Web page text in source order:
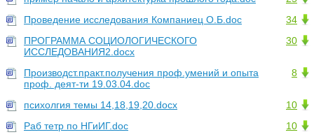
34
Проведение исследования Компаниец О.Б.doc
30
ПРОГРАММА СОЦИОЛОГИЧЕСКОГО
ИССЛЕДОВАНИЯ2.docx
8
Производст.практ.получения проф.умений и опыта
проф. деят-ти 19.03.04.doc
10
психолгия темы 14,18,19,20.docx
10
Раб тетр по НГиИГ.doc